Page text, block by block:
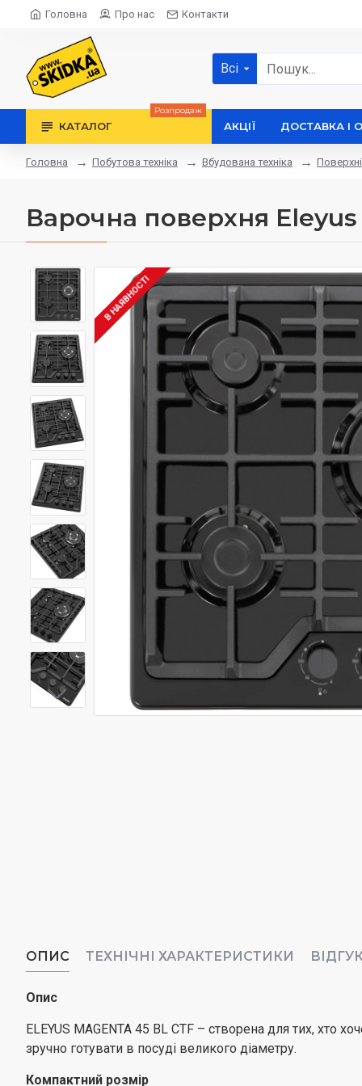
Головна Про нас Контакти
Всі
КАТАЛОГ
Розпродаж
АКЦІЇ ДОСТАВКА І
Головна Побутова техніка Вбудована техніка Поверхні
Варочна поверхня Eleyus
В НАЯВНОСТІ
ОПИС ТЕХНІЧНІ ХАРАКТЕРИСТИКИ
Опис
ELEYUS MAGENTA 45 BL CTF – створена для тих, хто
зручно готувати в посуді великого діаметру.
Компактний розмір